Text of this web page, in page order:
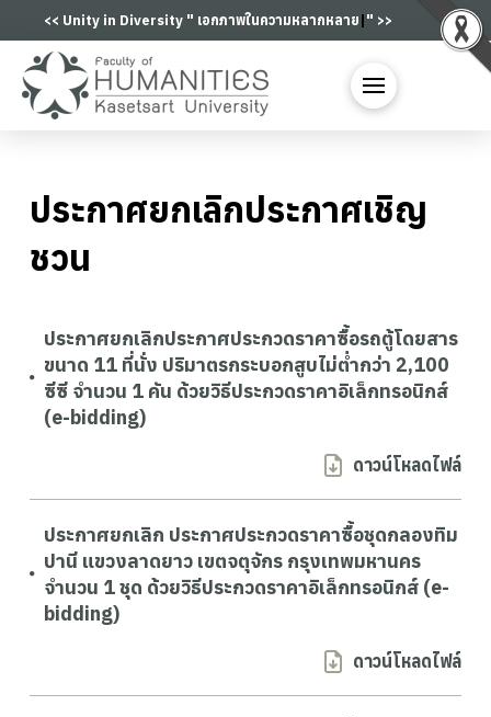
<< Unity in Diversity " เอกภาพในความหลากหลา|" >>
ประกาศยกเลิกประกาศเชิญ
ชวน
ประกาศยกเลิกประกาศประกวดราคาซื้อรถตู้โดยสาร
ขนาด 11 ที่นั่ง ปริมาตรกระบอกสูบไม่ต่ำกว่า 2,100
ซีซี จำนวน 1 คัน ด้วยวิธีประกวดราคาอิเล็กทรอนิกส์
(e-bidding)
ดาวน์โหลดไฟล์
ประกาศยกเลิก ประกาศประกวดราคาซื้อชุดกลองทิม
ปานี แขวงลาดยาว เขตจตุจักร กรุงเทพมหานคร
จำนวน 1 ชุด ด้วยวิธีประกวดราคาอิเล็กทรอนิกส์ (e-
bidding)
ดาวน์โหลดไฟล์